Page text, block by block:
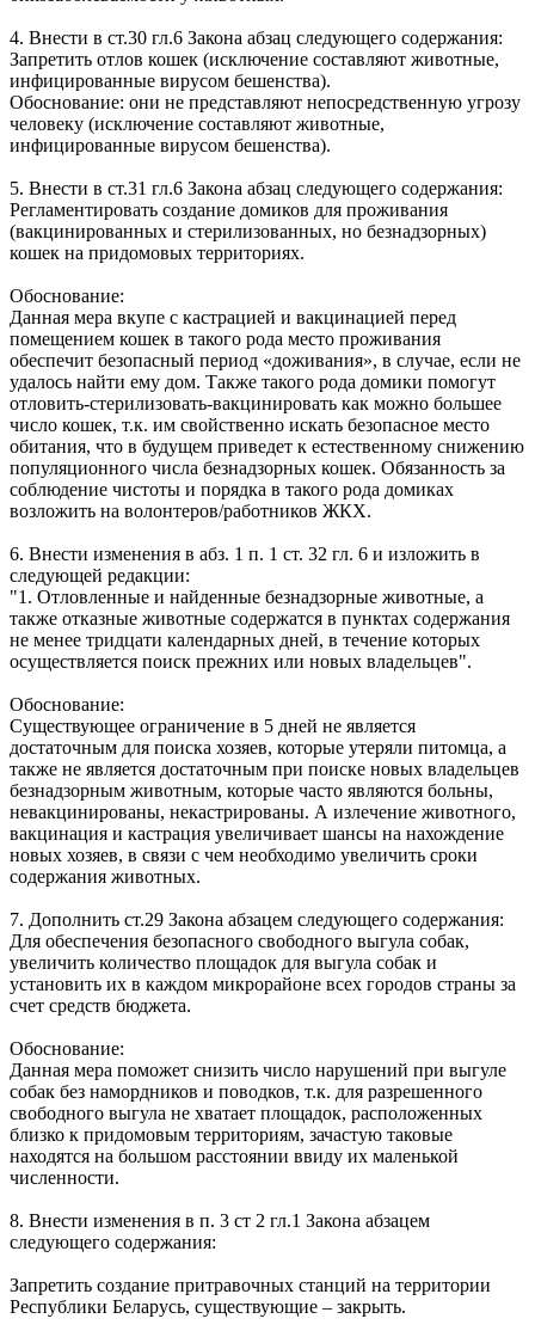
4. Внести в ст.30 гл.6 Закона абзац следующего содержания:
Запретить отлов кошек (исключение составляют животные,
инфицированные вирусом бешенства).
Обоснование: они не представляют непосредственную угрозу
человеку (исключение составляют животные,
инфицированные вирусом бешенства).
5. Внести в ст.31 гл.6 Закона абзац следующего содержания:
Регламентировать создание домиков для проживания
(вакцинированных и стерилизованных, но безнадзорных)
кошек на придомовых территориях.
Обоснование:
Данная мера вкупе с кастрацией и вакцинацией перед
помещением кошек в такого рода место проживания
обеспечит безопасный период «доживания», в случае, если не
удалось найти ему дом. Также такого рода домики помогут
отловить-стерилизовать-вакцинировать как можно большее
число кошек, т.к. им свойственно искать безопасное место
обитания, что в будущем приведет к естественному снижению
популяционного числа безнадзорных кошек. Обязанность за
соблюдение чистоты и порядка в такого рода домиках
возложить на волонтеров/работников ЖКХ.
6. Внести изменения в абз. 1 п. 1 ст. 32 гл. 6 и изложить в
следующей редакции:
"1. Отловленные и найденные безнадзорные животные, а
также отказные животные содержатся в пунктах содержания
не менее тридцати календарных дней, в течение которых
осуществляется поиск прежних или новых владельцев".
Обоснование:
Существующее ограничение в 5 дней не является
достаточным для поиска хозяев, которые утеряли питомца, а
также не является достаточным при поиске новых владельцев
безнадзорным животным, которые часто являются больны,
невакцинированы, некастрированы. А излечение животного,
вакцинация и кастрация увеличивает шансы на нахождение
новых хозяев, в связи с чем необходимо увеличить сроки
содержания животных.
7. Дополнить ст.29 Закона абзацем следующего содержания:
Для обеспечения безопасного свободного выгула собак,
увеличить количество площадок для выгула собак и
установить их в каждом микрорайоне всех городов страны за
счет средств бюджета.
Обоснование:
Данная мера поможет снизить число нарушений при выгуле
собак без намордников и поводков, т.к. для разрешенного
свободного выгула не хватает площадок, расположенных
близко к придомовым территориям, зачастую таковые
находятся на большом расстоянии ввиду их маленькой
численности.
8. Внести изменения в п. 3 ст 2 гл.1 Закона абзацем
следующего содержания:
Запретить создание притравочных станций на территории
Республики Беларусь, существующие – закрыть.